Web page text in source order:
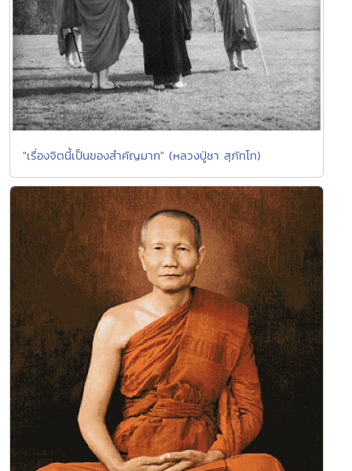
"เรื่องจิตนี้เป็นของสำคัญมาก" (หลวงปู่ชา สุภัทโท)